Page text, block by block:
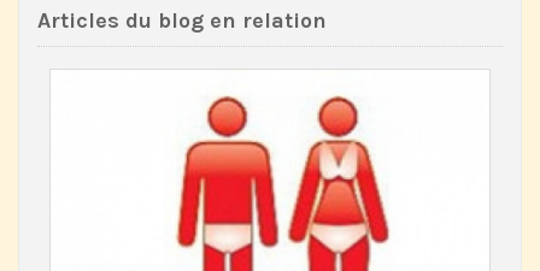
Articles du blog en relation